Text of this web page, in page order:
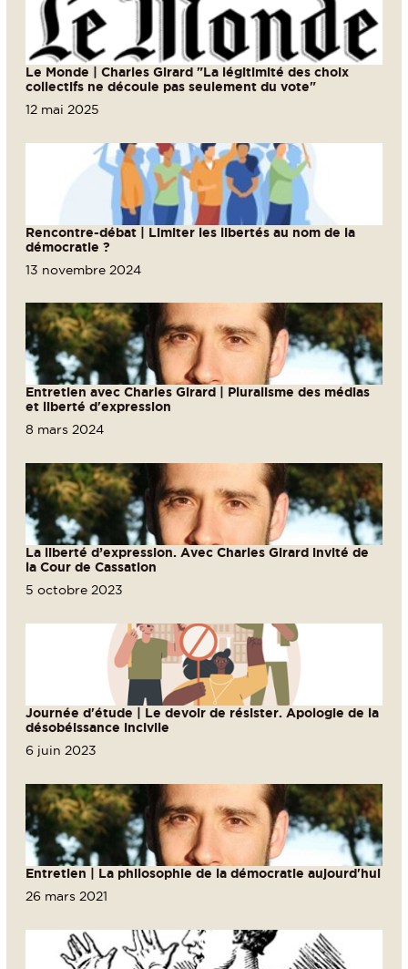
Le Monde | Charles Girard "La légitimité des choix
collectifs ne découle pas seulement du vote"
12 mai 2025
Rencontre-débat | Limiter les libertés au nom de la
démocratie ?
13 novembre 2024
Entretien avec Charles Girard | Pluralisme des médias
et liberté d'expression
8 mars 2024
La liberté d’expression. Avec Charles Girard invité de
la Cour de Cassation
5 octobre 2023
Journée d'étude | Le devoir de résister. Apologie de la
désobéissance incivile
6 juin 2023
Entretien | La philosophie de la démocratie aujourd'hui
26 mars 2021